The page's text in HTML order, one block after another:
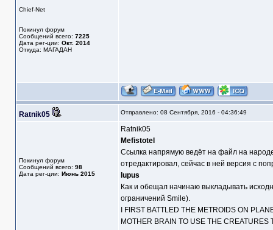
Chief-Net
Покинул форум
Сообщений всего: 7225
Дата рег-ции: Окт. 2014
Откуда: МАГАДАН
Ratnik05 Отправлено: 08 Сентября, 2016 - 04:36:49
Покинул форум
Сообщений всего: 98
Дата рег-ции: Июнь 2015
Ratnik05
Mefistotel
Ссылка напрямую ведёт на файл на
отредактировал, сейчас в ней версия с
lupus
Как и обещал начинаю выкладывать
ограничений Smile).
I FIRST BATTLED THE METROIDS ON
MOTHER BRAIN TO USE THE CREATURES